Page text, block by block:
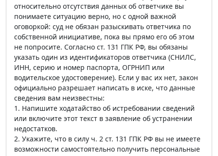
относительно отсутствия данных об ответчике вы
понимаете ситуацию верно, но с одной важной
оговоркой: суд не обязан разыскивать ответчика по
собственной инициативе, пока вы прямо его об этом
не попросите. Согласно ст. 131 ГПК РФ, вы обязаны
указать один из идентификаторов ответчика (СНИЛС,
ИНН, серию и номер паспорта, ОГРНИП или
водительское удостоверение). Если у вас их нет, закон
официально разрешает написать в иске, что данные
сведения вам неизвестны:
1. Напишите ходатайство об истребовании сведений
или включите этот текст в заявление об устранении
недостатков.
2. Укажите, что в силу ч. 2 ст. 131 ГПК РФ вы не имеете
возможности самостоятельно получить персональные